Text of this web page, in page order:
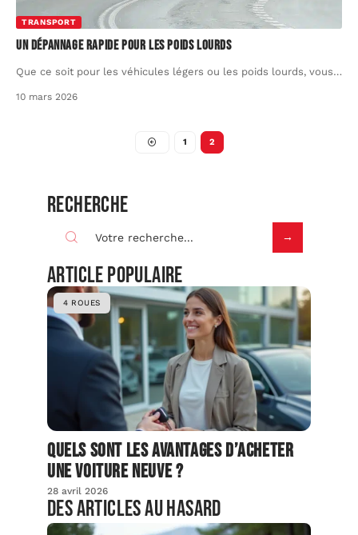
TRANSPORT
Un dépannage rapide pour les poids lourds
Que ce soit pour les véhicules légers ou les poids lourds, vous…
10 mars 2026
1 2
Recherche
Article populaire
4 ROUES
Quels sont les avantages d’acheter
une voiture neuve ?
28 avril 2026
Des articles au hasard